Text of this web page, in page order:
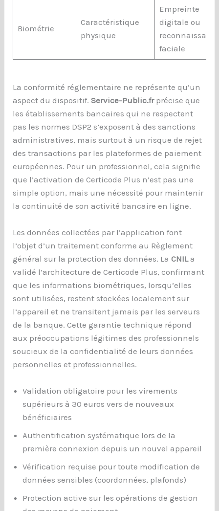
Biométrie
Caractéristique
physique
Empreinte
digitale ou
faciale
La conformité réglementaire ne représente qu’un
aspect du dispositif.Service-Public.frprécise que
les établissements bancaires qui ne respectent
pas les normes DSP2 s’exposent à des sanctions
administratives, mais surtout à un risque de rejet
des transactions par les plateformes de paiement
européennes. Pour un professionnel, cela signifie
que l’activation de Certicode Plus n’est pas une
simple option, mais une nécessité pour maintenir
la continuité de son activité bancaire en ligne.
Les données collectées par l’application font
l’objet d’un traitement conforme au Règlement
général sur la protection des données. LaCNILa
validé l’architecture de Certicode Plus, confirmant
que les informations biométriques, lorsqu’elles
sont utilisées, restent stockées localement sur
l’appareil et ne transitent jamais par les serveurs
de la banque. Cette garantie technique répond
aux préoccupations légitimes des professionnels
soucieux de la confidentialité de leurs données
personnelles et professionnelles.
Validation obligatoire pour les virements
supérieurs à 30 euros vers de nouveaux
bénéficiaires
Authentification systématique lors de la
première connexion depuis un nouvel appareil
Vérification requise pour toute modification de
données sensibles (coordonnées, plafonds)
Protection active sur les opérations de gestion